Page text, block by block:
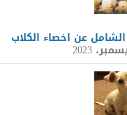
عن اخصاء الكلاب